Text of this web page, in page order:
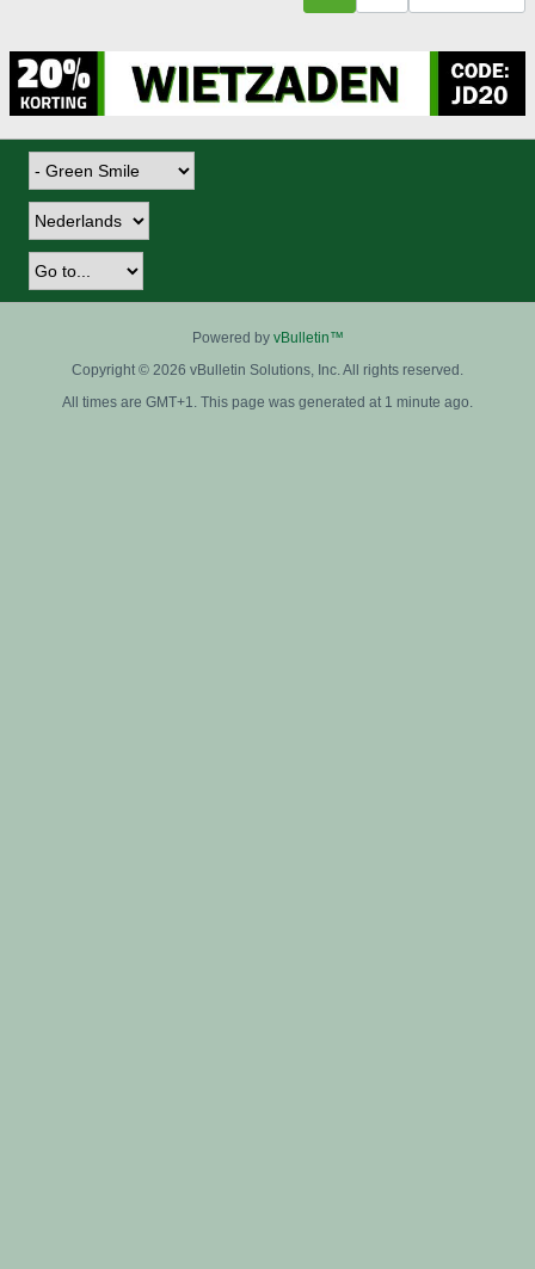
Powered by vBulletin™
Copyright © 2026 vBulletin Solutions, Inc. All rights reserved.
All times are GMT+1. This page was generated at 1 minute ago.